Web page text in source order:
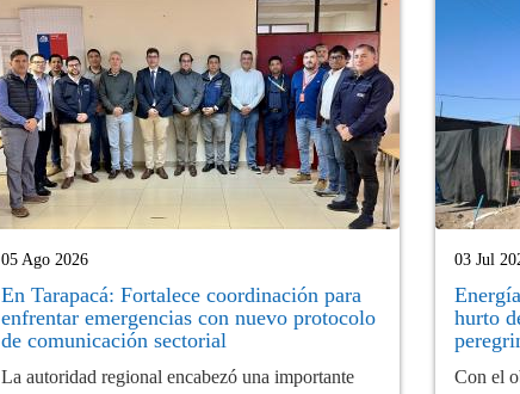
05 Ago 2026
En Tarapacá: Fortalece coordinación para
enfrentar emergencias con nuevo protocolo
de comunicación sectorial
La autoridad regional encabezó una importante
03 Jul
hurto
Con el